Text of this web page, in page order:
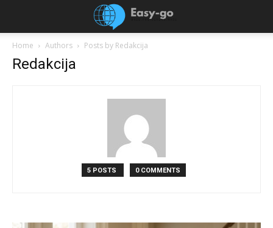
Home Authors Posts by Redakcija
Redakcija
5 POSTS 0 COMMENTS